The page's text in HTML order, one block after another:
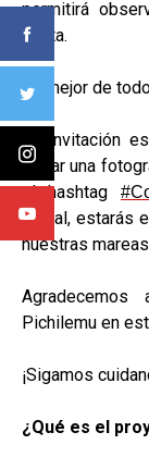
permitirá
costa.
Lo mejor de
La invitación
tomar una
el hashtag
oficial, estarás
nuestras
Pichilemu en
¡Sigamos
¿Qué es el